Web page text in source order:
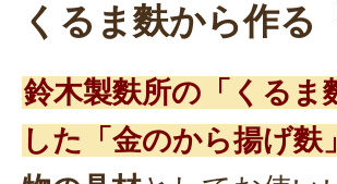
くるま麩から作る
鈴木製麩所の「くる
した「金のから揚げ麩